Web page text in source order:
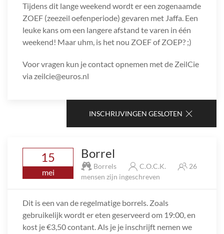
Tijdens dit lange weekend wordt er een zogenaamde
ZOEF (zeezeil oefenperiode) gevaren met Jaffa. Een
leuke kans om een langere afstand te varen in één
weekend! Maar uhm, is het nou ZOEF of ZOEP? ;)
Voor vragen kun je contact opnemen met de ZeilCie
via zeilcie@euros.nl
INSCHRIJVINGEN GESLOTEN
15
mei
Borrel
Borrels C.O.C.K.
26
mensen zijn ingeschreven
Dit is een van de regelmatige borrels. Zoals
gebruikelijk wordt er eten geserveerd om 19:00, en
kost je €3,50 contant. Als je je inschrijft nemen we